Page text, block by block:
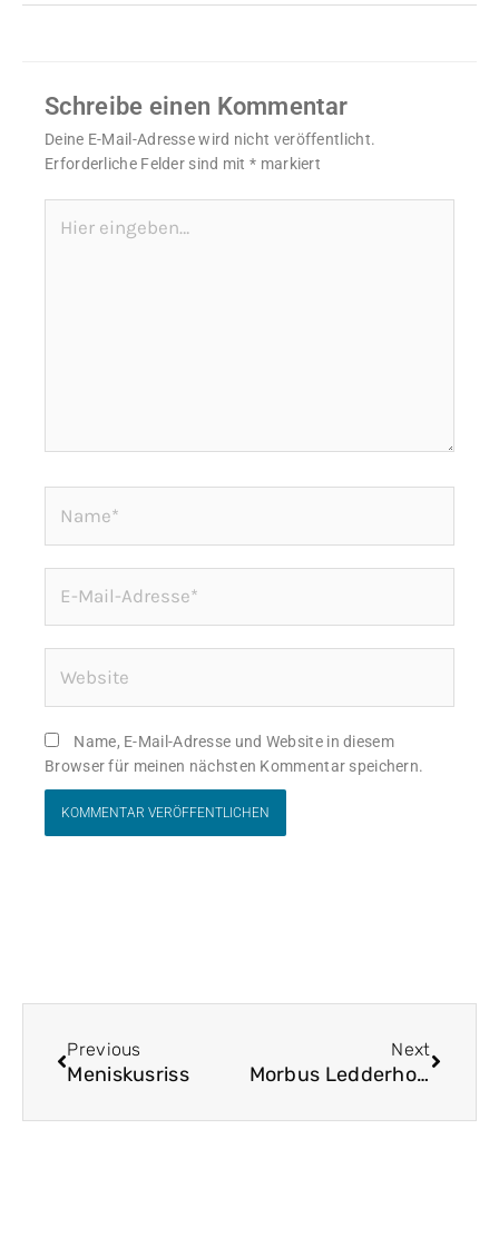
Schreibe einen Kommentar
Deine E-Mail-Adresse wird nicht veröffentlicht.
Erforderliche Felder sind mit* markiert
eingeben…
Mail-
Adresse*
Name, E-Mail-Adresse und Website in diesem
Browser für meinen nächsten Kommentar speichern.
Previous
Meniskusriss
Next
Morbus Ledderhose